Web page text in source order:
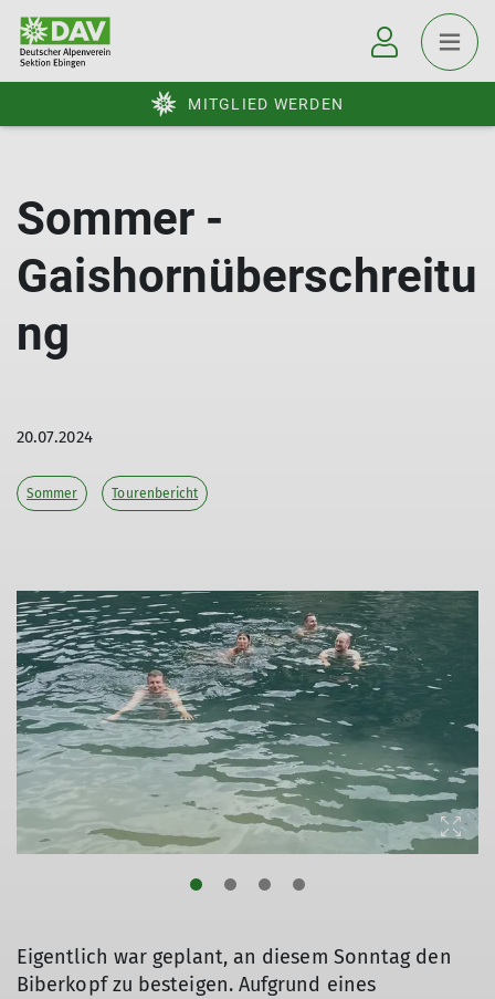
MITGLIED WERDEN
Sommer -
Gaishornüberschreitu
ng
20.07.2024
Sommer Tourenbericht
Eigentlich war geplant, an diesem Sonntag den
Biberkopf zu besteigen. Aufgrund eines